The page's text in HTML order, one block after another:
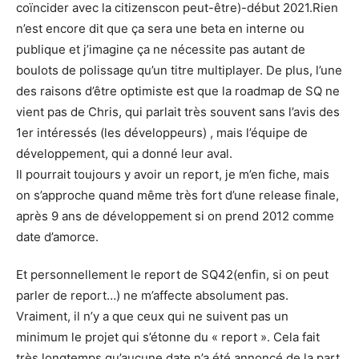
coïncider avec la citizenscon peut-être)-début 2021.Rien
n’est encore dit que ça sera une beta en interne ou
publique et j’imagine ça ne nécessite pas autant de
boulots de polissage qu’un titre multiplayer. De plus, l’une
des raisons d’être optimiste est que la roadmap de SQ ne
vient pas de Chris, qui parlait très souvent sans l’avis des
1er intéressés (les développeurs) , mais l’équipe de
développement, qui a donné leur aval.
Il pourrait toujours y avoir un report, je m’en fiche, mais
on s’approche quand même très fort d’une release finale,
après 9 ans de développement si on prend 2012 comme
date d’amorce.
Et personnellement le report de SQ42(enfin, si on peut
parler de report…) ne m’affecte absolument pas.
Vraiment, il n’y a que ceux qui ne suivent pas un
minimum le projet qui s’étonne du « report ». Cela fait